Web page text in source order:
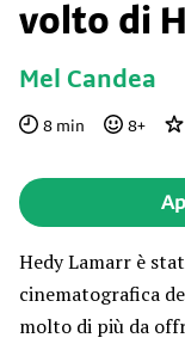
volto di
Mel Candea
8 min 8+
Hedy Lamarr è
cinematografica
molto di più da